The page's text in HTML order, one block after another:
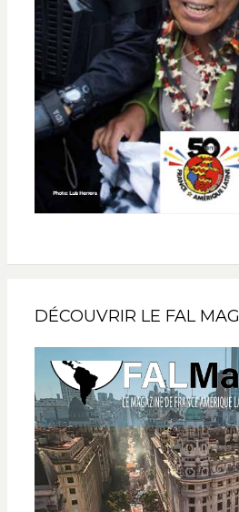
DÉCOUVRIR LE FAL MAG